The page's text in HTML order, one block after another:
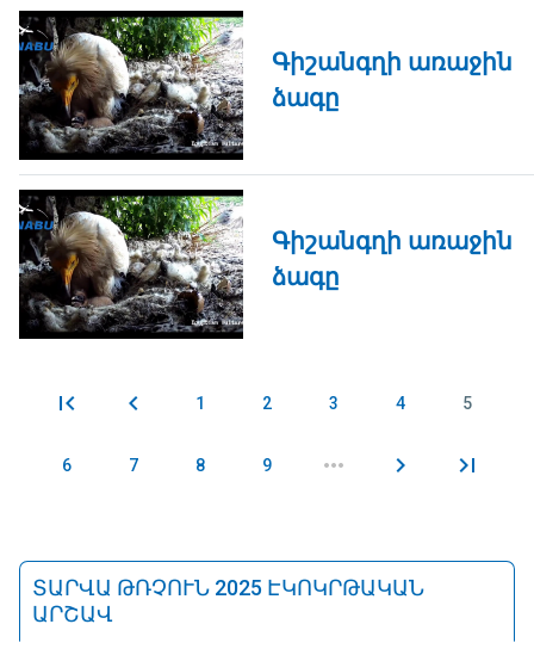
Գիշանգղի առաջին
ձագը
Գիշանգղի առաջին
ձագը
Էջեր 1 2 3 4 5
6 7 8 9
ՏԱՐՎԱ ԹՌՉՈՒՆ 2025 ԷԿՈԿՐԹԱԿԱՆ
ԱՐՇԱՎ